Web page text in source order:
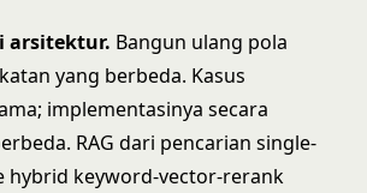
arsitektur. Bangun ulang pola
yang berbeda. Kasus
implementasinya secara
RAG dari pencarian single-
hybrid keyword-vector-rerank